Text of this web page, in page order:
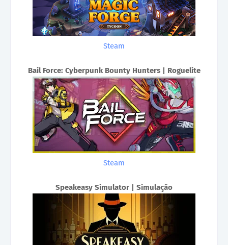
Steam
Bail Force: Cyberpunk Bounty Hunters | Roguelite
Steam
Speakeasy Simulator | Simulação